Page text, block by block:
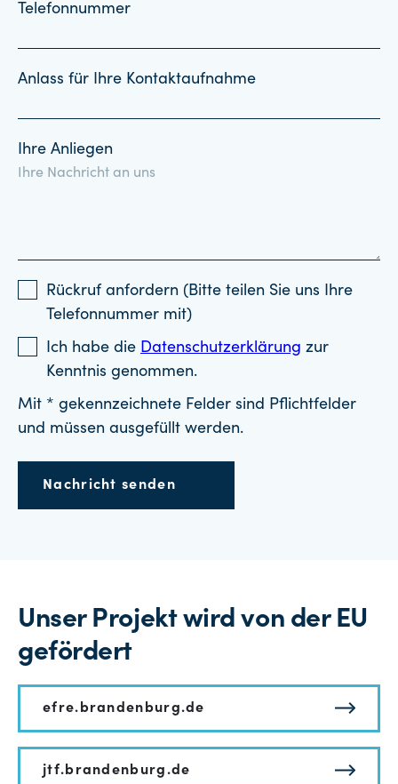
Telefonnummer
Anlass für Ihre Kontaktaufnahme
Ihre Anliegen
Rückruf anfordern (Bitte teilen Sie uns Ihre
Telefonnummer mit)
Ich habe die Datenschutzerklärung zur
Kenntnis genommen.
Mit * gekennzeichnete Felder sind Pflichtfelder
und müssen ausgefüllt werden.
Nachricht senden
Unser Projekt wird von der EU
gefördert
efre.brandenburg.de
jtf.brandenburg.de